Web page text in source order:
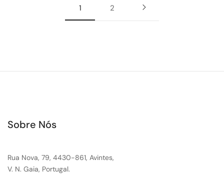
1 2
Sobre Nós
Rua Nova, 79, 4430-861, Avintes,
V. N. Gaia, Portugal.